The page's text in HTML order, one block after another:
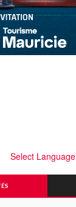
Select Language